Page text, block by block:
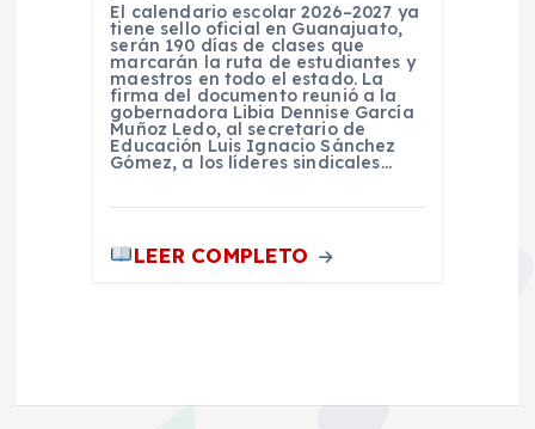
El calendario escolar 2026–2027 ya
tiene sello oficial en Guanajuato,
serán 190 días de clases que
marcarán la ruta de estudiantes y
maestros en todo el estado. La
firma del documento reunió a la
gobernadora Libia Dennise García
Muñoz Ledo, al secretario de
Educación Luis Ignacio Sánchez
Gómez, a los líderes sindicales…
LEER COMPLETO